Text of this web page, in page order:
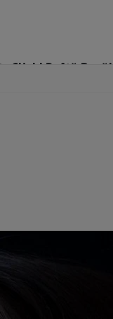
Click! Poftă Bună!